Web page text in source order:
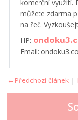
komerční využití.
můžete zdarma
na řeč.
HP:
Email:
←Předchozí článek |